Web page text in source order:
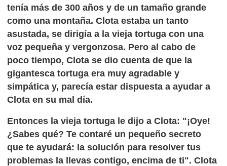
tenía más de 300 años y de un tamaño grande
como una montaña. Clota estaba un tanto
asustada, se dirigía a la vieja tortuga con una
voz pequeña y vergonzosa. Pero al cabo de
poco tiempo, Clota se dio cuenta de que la
gigantesca tortuga era muy agradable y
simpática y, parecía estar dispuesta a ayudar a
Clota en su mal día.
Entonces la vieja tortuga le dijo a Clota: "¡Oye!
¿Sabes qué? Te contaré un pequeño secreto
que te ayudará: la solución para resolver tus
problemas la llevas contigo, encima de ti". Clota